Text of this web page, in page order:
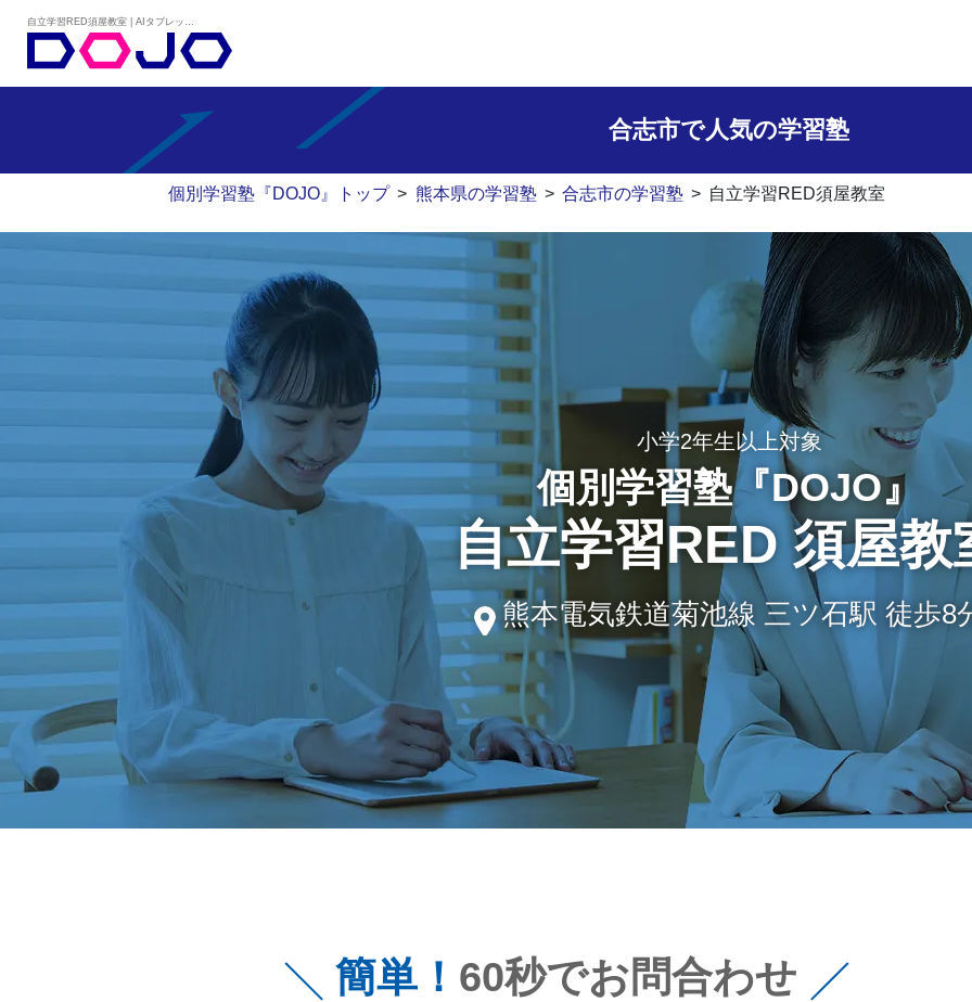
合志市で人気の学習塾
個別学習塾『DOJO』トップ > 熊本県の学習塾 > 合志市の学習塾 > 自立学習RED須屋教室
小学2年生以上対象
個別学習塾『DOJO』
自立学習RED 須屋教
熊本電気鉄道菊池線 三ツ石駅 徒歩8
簡単！ 60秒でお問合わせ